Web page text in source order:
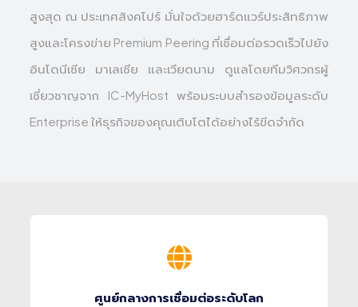
สูงสุด ณ ประเทศสิงคโปร์ มั่นใจด้วยฮาร์ดแวร์ประสิทธิภาพ
สูงและโครงข่าย Premium Peering ที่เชื่อมต่อรวดเร็วไปยัง
อินโดนีเซีย มาเลเซีย และเวียดนาม ดูแลโดยทีมวิศวกรผู้
เชี่ยวชาญจาก IC-MyHost พร้อมระบบสำรองข้อมูลระดับ
Enterprise ให้ธุรกิจของคุณเติบโตได้อย่างไร้ขีดจำกัด
ศูนย์กลางการเชื่อมต่อระดับโลก